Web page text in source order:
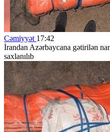
Cəmiyyət 17:42
İrandan Azərbaycana gətirilən
saxlanılıb